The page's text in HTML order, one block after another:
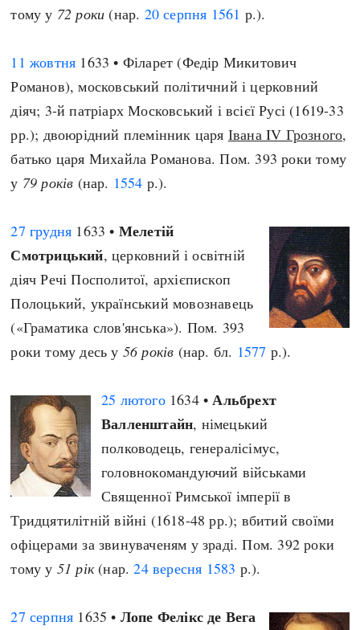
тому у 72 роки (нар. 20 серпня 1561 р.).
11 жовтня 1633 • Філарет (Федір Микитович
Романов), московський політичний і церковний
діяч; 3-й патріарх Московський і всієї Русі (1619-33
рр.); двоюрідний племінник царя Івана IV Грозного,
батько царя Михайла Романова. Пом. 393 роки тому
у 79 років (нар. 1554 р.).
27 грудня 1633 • Мелетій
Смотрицький, церковний і освітній
діяч Речі Посполитої, архієпископ
Полоцький, український мовознавець
(«Граматика слов'янська»). Пом. 393
роки тому десь у 56 років (нар. бл. 1577 р.).
25 лютого1634 •Альбрехт
Валленштайн, німецький
полководець, генералісімус,
головнокомандуючий військами
Священної Римської імперії в
Тридцятилітній війні (1618-48 рр.); вбитий своїми
офіцерами за звинуваченям у зраді. Пом. 392 роки
тому у 51 рік(нар.24 вересня 1583 р.).
27 серпня 1635 • Лопе Фелікс де Вега